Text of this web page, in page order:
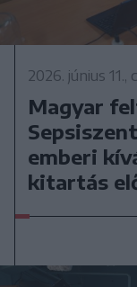
2026. június
Magyar
emberi
kitartás